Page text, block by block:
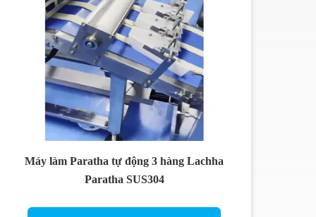
Máy làm Paratha tự động 3 hàng Lachha
Paratha SUS304